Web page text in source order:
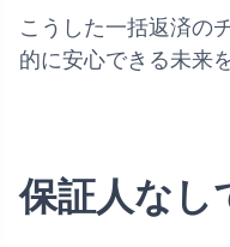
こうした一括返済の
的に安心できる未来
保証人なし